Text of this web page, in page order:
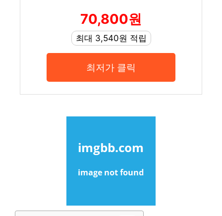
70,800원
최대 3,540원 적립
최저가 클릭